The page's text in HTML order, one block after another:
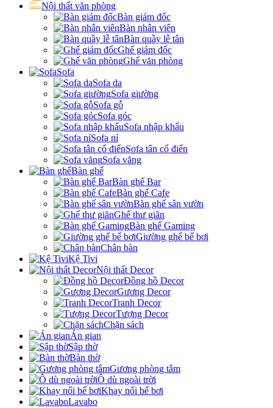
Nội thất văn phòng
Bàn giám đốc
Bàn nhân viên
Bàn quầy lễ tân
Ghế giám đốc
Ghế văn phòng
Sofa
Sofa da
Sofa giường
Sofa gỗ
Sofa góc
Sofa nhập khẩu
Sofa nỉ
Sofa tân cổ điển
Sofa văng
Bàn ghế
Bàn ghế Bar
Bàn ghế Cafe
Bàn ghế sân vườn
Ghế thư giãn
Bàn ghế Gaming
Giường ghế bể bơi
Chân bàn
Kệ Tivi
Nội thất Decor
Đồng hồ Decor
Gương Decor
Tranh Decor
Tượng Decor
Chặn sách
Án gian
Sập thờ
Bàn thờ
Gương phòng tắm
Ô dù ngoài trời
Khay nổi bể bơi
Lavabo